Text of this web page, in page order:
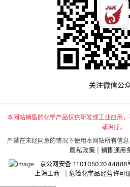
关注微信公
本网站销售的化学产品仅供研发或工业应用
或治疗。
严禁在未经同意的情况下使用本网站所有信息 |
隐私政策
销售通用
京公网安备 11010502044888
上海工商
危险化学品经营许可